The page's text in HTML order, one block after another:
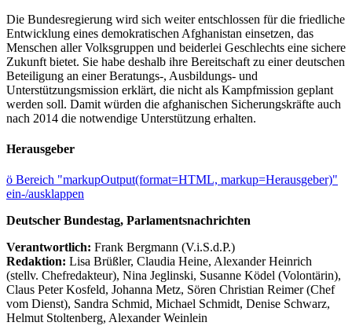
Die Bundesregierung wird sich weiter entschlossen für die friedliche
Entwicklung eines demokratischen Afghanistan einsetzen, das
Menschen aller Volksgruppen und beiderlei Geschlechts eine sichere
Zukunft bietet. Sie habe deshalb ihre Bereitschaft zu einer deutschen
Beteiligung an einer Beratungs-, Ausbildungs- und
Unterstützungsmission erklärt, die nicht als Kampfmission geplant
werden soll. Damit würden die afghanischen Sicherungskräfte auch
nach 2014 die notwendige Unterstützung erhalten.
Herausgeber
ö Bereich "markupOutput(format=HTML, markup=Herausgeber)"
ein-/ausklappen
Deutscher Bundestag, Parlamentsnachrichten
Verantwortlich: Frank Bergmann (V.i.S.d.P.)
Redaktion: Lisa Brüßler, Claudia Heine, Alexander Heinrich
(stellv. Chefredakteur), Nina Jeglinski, Susanne Ködel (Volontärin),
Claus Peter Kosfeld, Johanna Metz, Sören Christian Reimer (Chef
vom Dienst), Sandra Schmid, Michael Schmidt, Denise Schwarz,
Helmut Stoltenberg, Alexander Weinlein